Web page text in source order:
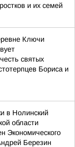
и их семей
Ключи
святых
Бориса и
в Нолинский
области
Экономического
Березин